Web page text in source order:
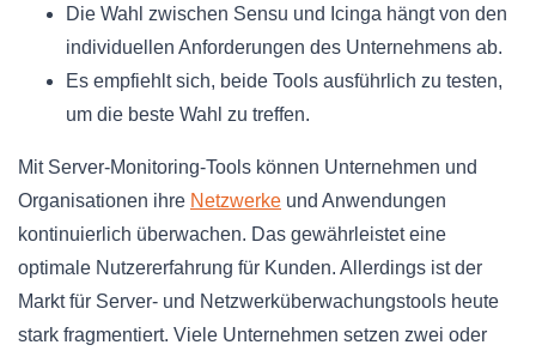
Die Wahl zwischen Sensu und Icinga hängt von den
individuellen Anforderungen des Unternehmens ab.
Es empfiehlt sich, beide Tools ausführlich zu testen,
um die beste Wahl zu treffen.
Mit Server-Monitoring-Tools können Unternehmen und
Organisationen ihre Netzwerke und Anwendungen
kontinuierlich überwachen. Das gewährleistet eine
optimale Nutzererfahrung für Kunden. Allerdings ist der
Markt für Server- und Netzwerküberwachungstools heute
stark fragmentiert. Viele Unternehmen setzen zwei oder